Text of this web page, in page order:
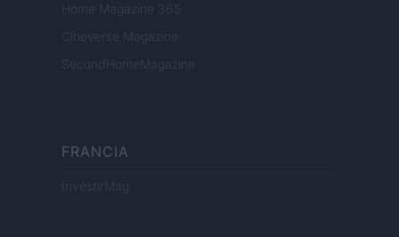
Home Magazine 365
Cineverse Magazine
SecondHomeMagazine
FRANCIA
InvestirMag